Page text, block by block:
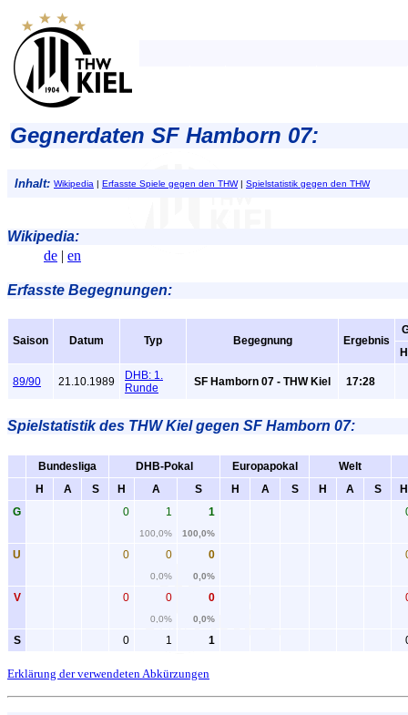
Gegnerdaten SF Hamborn 07:
Inhalt: Wikipedia | Erfasste Spiele gegen den THW| Spielstatistik gegen den THW
Wikipedia:
de | en
Erfasste Begegnungen:
Saison Datum Typ Begegnung Ergebnis
H
89/90 21.10.1989
DHB: 1.
Runde
SF Hamborn 07 - THW Kiel 17:28
Spielstatistikdes THW Kiel gegen SF Hamborn 07:
Bundesliga DHB-Pokal Europapokal
Welt
H
A S H A S H A S H A S
H
G
0 1
100,0%
1
100,0%
U 0 0
0,0%
0
0,0%
V 0 0
0,0%
0
0,0%
S 0 1 1
Erklärung der verwendeten Abkürzungen